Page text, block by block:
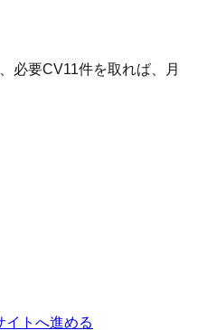
必要CV11件を取れば、月
イトへ進める